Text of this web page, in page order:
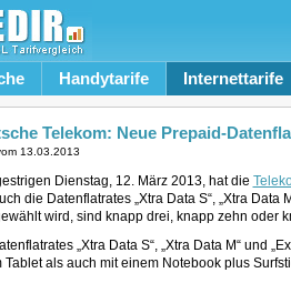
Handytarife Internettarife
Telekom: Neue Prepaid-
13.03.2013
Dienstag, 12. März 2013, hat die
die Datenflatrates „Xtra Data S“, „Xtra Data
wird, sind knapp drei, knapp zehn oder
„Xtra Data S“, „Xtra Data M“ und
Tablet als auch mit einem Notebook plus